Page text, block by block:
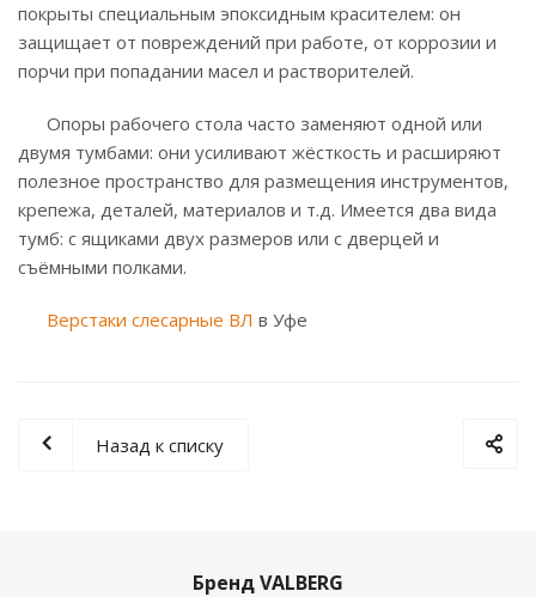
покрыты специальным эпоксидным красителем: он
защищает от повреждений при работе, от коррозии и
порчи при попадании масел и растворителей.
Опоры рабочего стола часто заменяют одной или
двумя тумбами: они усиливают жёсткость и расширяют
полезное пространство для размещения инструментов,
крепежа, деталей, материалов и т.д. Имеется два вида
тумб: с ящиками двух размеров или с дверцей и
съёмными полками.
Верстаки слесарные ВЛ в Уфе
Назад к списку
Бренд VALBERG